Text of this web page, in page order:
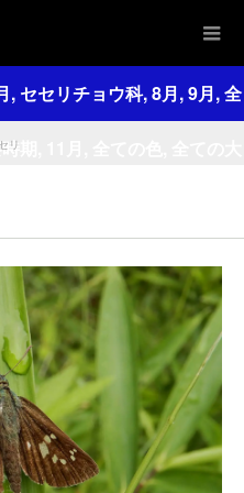
, セセリチョウ科,8月,9月,全
期
リ